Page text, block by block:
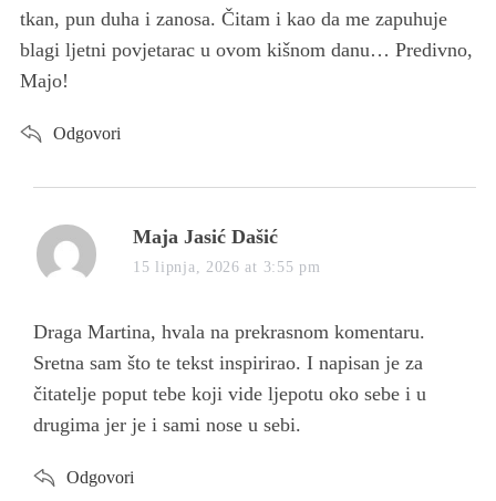
:
tkan, pun duha i zanosa. Čitam i kao da me zapuhuje
blagi ljetni povjetarac u ovom kišnom danu… Predivno,
Majo!
Odgovori
s
a
s
:
Maja Jasić Dašić
15 lipnja, 2026 at 3:55 pm
Draga Martina, hvala na prekrasnom komentaru.
Sretna sam što te tekst inspirirao. I napisan je za
čitatelje poput tebe koji vide ljepotu oko sebe i u
drugima jer je i sami nose u sebi.
Odgovori